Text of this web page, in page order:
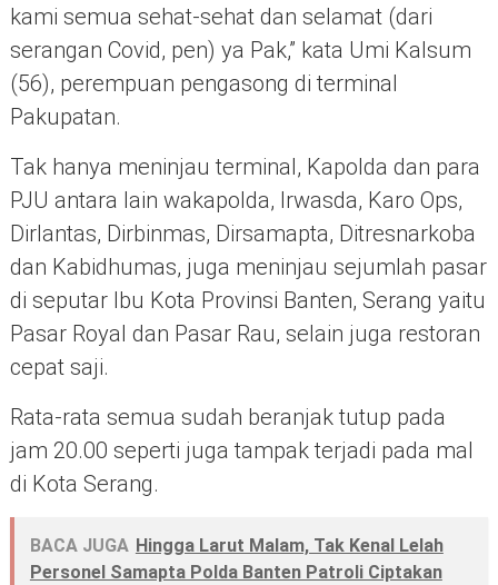
kami semua sehat-sehat dan selamat (dari
serangan Covid, pen) ya Pak,” kata Umi Kalsum
(56), perempuan pengasong di terminal
Pakupatan.
Tak hanya meninjau terminal, Kapolda dan para
PJU antara lain wakapolda, Irwasda, Karo Ops,
Dirlantas, Dirbinmas, Dirsamapta, Ditresnarkoba
dan Kabidhumas, juga meninjau sejumlah pasar
di seputar Ibu Kota Provinsi Banten, Serang yaitu
Pasar Royal dan Pasar Rau, selain juga restoran
cepat saji.
Rata-rata semua sudah beranjak tutup pada
jam 20.00 seperti juga tampak terjadi pada mal
di Kota Serang.
BACA JUGA Hingga Larut Malam, Tak Kenal Lelah
Personel Samapta Polda Banten Patroli Ciptakan